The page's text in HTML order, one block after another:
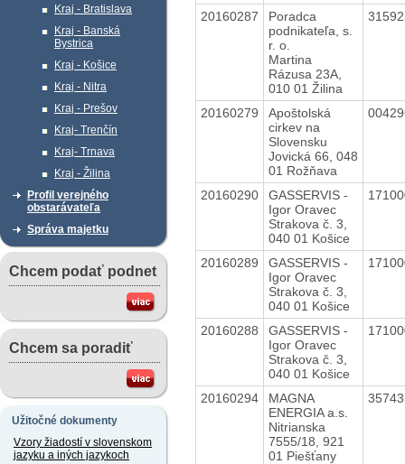
Kraj - Bratislava
Kraj - Banská
Bystrica
Kraj - Košice
Kraj - Nitra
Kraj - Prešov
Kraj- Trenčín
Kraj- Trnava
Kraj - Žilina
Profil verejného
obstarávateľa
Správa majetku
Chcem podať podnet
Chcem sa poradiť
Užitočné dokumenty
Vzory žiadostí v slovenskom
jazyku a iných jazykoch
20160287
Poradca
podnikateľa, s.
r. o.
Martina
Rázusa 23A,
010 01 Žilina
20160279
Apoštolská
cirkev na
Slovensku
Jovická 66, 048
01 Rožňava
20160290
GASSERVIS -
Igor Oravec
Strakova č. 3,
040 01 Košice
20160289
GASSERVIS -
Igor Oravec
Strakova č. 3,
040 01 Košice
20160288
GASSERVIS -
Igor Oravec
Strakova č. 3,
040 01 Košice
20160294
MAGNA
ENERGIA a.s.
Nitrianska
7555/18, 921
01 Piešťany